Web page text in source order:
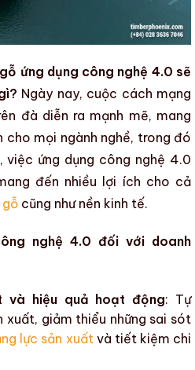
ứng dụng công nghệ 4.0 sẽ
Ngày nay, cuộc cách mạng
đà diễn ra mạnh mẽ, mang
cho mọi ngành nghề, trong đó
việc ứng dụng công nghệ 4.0
đến nhiều lợi ích cho cả
gỗ cũng như nền kinh tế.
nghệ 4.0 đối với doanh
và hiệu quả hoạt động: Tự
xuất, giảm thiểu những sai sót
lực sản xuấtvà tiết kiệm chi